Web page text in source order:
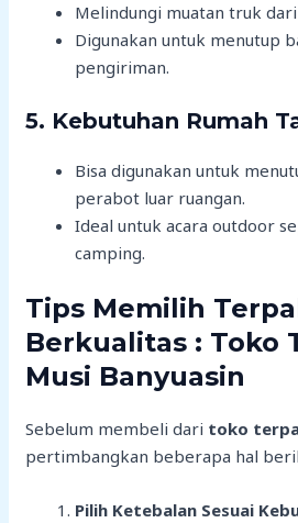
Melindungi muatan truk dari
Digunakan untuk menutup
pengiriman.
5. Kebutuhan Rumah
Bisa digunakan untuk
perabot luar ruangan.
Ideal untuk acara outdoor
camping.
Tips Memilih
Berkualitas : Toko
Musi Banyuasin
Sebelum membeli dari toko
pertimbangkan beberapa hal
Pilih Ketebalan Sesuai